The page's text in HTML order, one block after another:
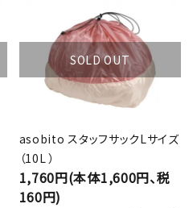
SOLD OUT
asobito スタッフサックLサイズ
（10L ）
1,760円(本体1,600円、税
160円)